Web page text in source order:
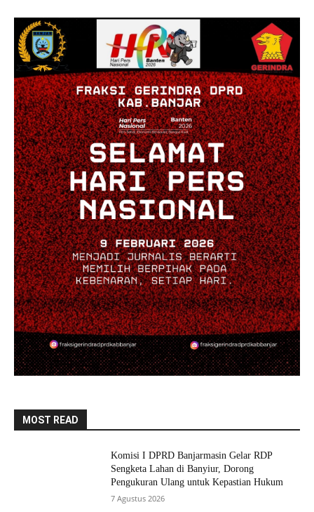
MOST READ
Komisi I DPRD Banjarmasin Gelar RDP
Sengketa Lahan di Banyiur, Dorong
Pengukuran Ulang untuk Kepastian Hukum
7 Agustus 2026